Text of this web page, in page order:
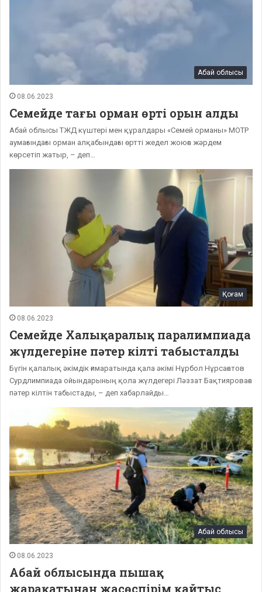
Абай облысы
08.06.2023
Семейде тағы орман өрті орын алды
Абай облысы ТЖД күштері мен құралдары «Семей орманы» МОТР
аумағындағы орман алқабындағы өртті жедел жоюға жәрдем
көрсетіп жатыр, – деп…
Қоғам
08.06.2023
Семейде Халықаралық паралимпиада
жүлдегеріне пәтер кілті табысталды
Бүгін қалалық әкімдік ғимаратында қала әкімі Нұрбол Нұрсағатов
Сурдлимпиада ойындарының қола жүлдегері Ләззат Бақтияроваға
пәтер кілтін табыстады, – деп хабарлайды…
Абай облысы
08.06.2023
Абай облысында пышақ
жарақатынан жасөспірім қайтыс